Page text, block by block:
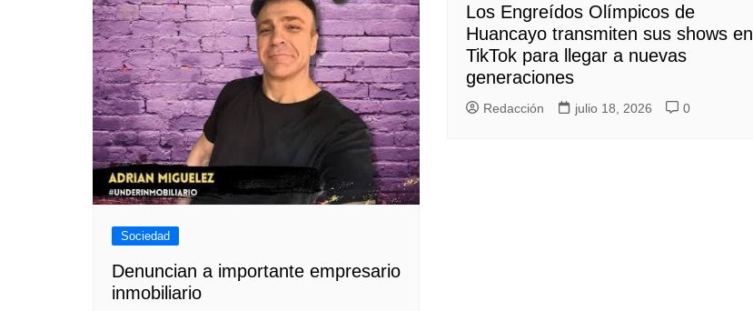
Sociedad
Denuncian a importante empresario
inmobiliario
Los Engreídos Olímpicos de
Huancayo transmiten sus shows en
TikTok para llegar a nuevas
generaciones
Redacción julio 18, 2026 0